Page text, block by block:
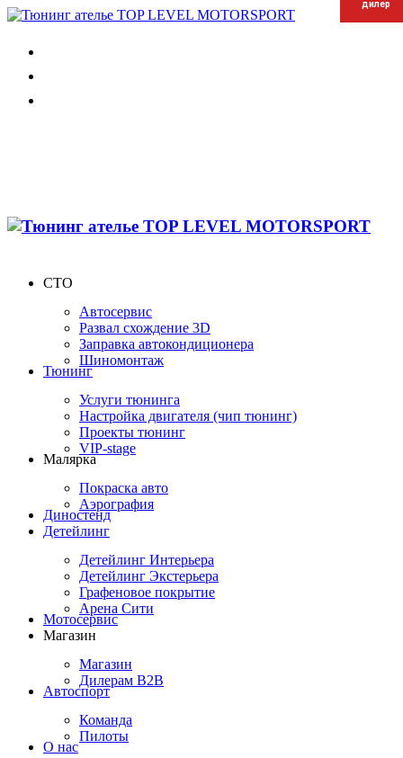
СТО
Автосервис
Развал схождение 3D
Заправка автокондиционера
Шиномонтаж
Тюнинг
Услуги тюнинга
Настройка двигателя (чип тюнинг)
Проекты тюнинг
VIP-stage
Малярка
Покраска авто
Аэрография
Диностенд
Детейлинг
Детейлинг Интерьера
Детейлинг Экстерьера
Графеновое покрытие
Арена Сити
Мотосервис
Магазин
Магазин
Дилерам B2B
Автоспорт
Команда
Пилоты
О нас
дилер
дилер
дилер